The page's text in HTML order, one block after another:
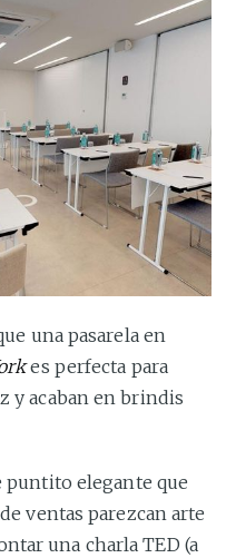
una pasarela en
es perfecta para
y acaban en brindis
puntito elegante que
ventas parezcan arte
una charla TED (a